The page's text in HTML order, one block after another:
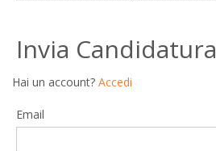
Invia Candidatura
Hai un account? Accedi
Email